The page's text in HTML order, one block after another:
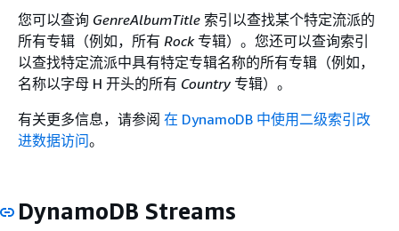
您可以查询 GenreAlbumTitle 索引以查找某个特定流派的
所有专辑（例如，所有 Rock专辑）。您还可以查询索引
以查找特定流派中具有特定专辑名称的所有专辑（例如，
名称以字母 H 开头的所有 Country 专辑）。
有关更多信息，请参阅 在 DynamoDB 中使用二级索引改
进数据访问。
DynamoDB Streams